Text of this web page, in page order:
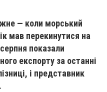
— коли морський
мав перекинутися на
показали
експорту за останні
і представник